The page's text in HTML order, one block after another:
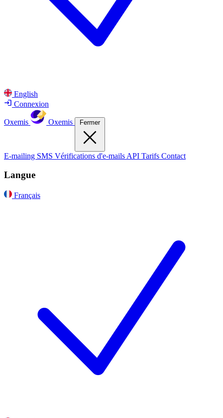
English
Connexion
Oxemis Oxemis Fermer
E-mailing SMS Vérifications d'e-mails API Tarifs Contact
Langue
Français